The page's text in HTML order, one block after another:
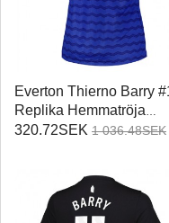
Everton Thierno Barry
Replika Hemmatröja
Damer 2025-26
320.72SEK 1 036.48SEK